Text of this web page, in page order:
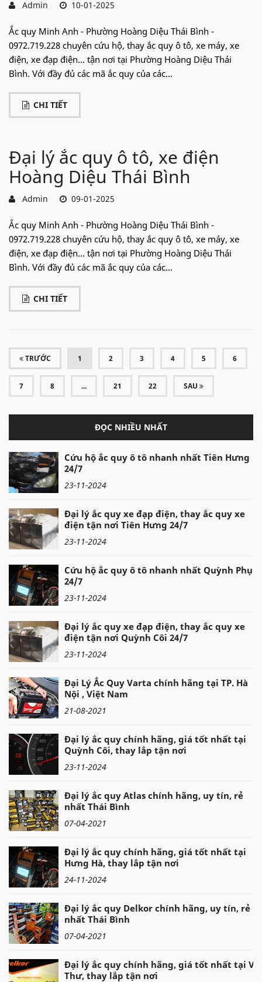
Admin 10-01-2025
Ắc quy Minh Anh - Phường Hoàng Diệu Thái Bình -
0972.719.228 chuyên cứu hộ, thay ắc quy ô tô, xe máy, xe
điện, xe đạp điện... tận nơi tại Phường Hoàng Diệu Thái
Bình. Với đầy đủ các mã ắc quy của các...
CHI TIẾT
Đại lý ắc quy ô tô, xe điện
Hoàng Diệu Thái Bình
Admin 09-01-2025
Ắc quy Minh Anh - Phường Hoàng Diệu Thái Bình -
0972.719.228 chuyên cứu hộ, thay ắc quy ô tô, xe máy, xe
điện, xe đạp điện... tận nơi tại Phường Hoàng Diệu Thái
Bình. Với đầy đủ các mã ắc quy của các...
CHI TIẾT
TRƯỚC 1 (CURRENT)
2 3 4 5 6
7 8 ... 21 22 SAU
ĐỌC NHIỀU NHẤT
Cứu hộ ắc quy ô tô nhanh nhất Tiên Hưng
24/7
23-11-2024
Đại lý ắc quy xe đạp điện, thay ắc quy xe
điện tận nơi Tiên Hưng 24/7
23-11-2024
Cứu hộ ắc quy ô tô nhanh nhất Quỳnh Phụ
24/7
23-11-2024
Đại lý ắc quy xe đạp điện, thay ắc quy xe
điện tận nơi Quỳnh Côi 24/7
23-11-2024
Đại Lý Ắc Quy Varta chính hãng tại TP. Hà
Nội , Việt Nam
21-08-2021
Đại lý ắc quy chính hãng, giá tốt nhất tại
Quỳnh Côi, thay lắp tận nơi
23-11-2024
Đại lý ắc quy Atlas chính hãng, uy tín, rẻ
nhất Thái Bình
07-04-2021
Đại lý ắc quy chính hãng, giá tốt nhất tại
Hưng Hà, thay lắp tận nơi
24-11-2024
Đại lý ắc quy Delkor chính hãng, uy tín, rẻ
nhất Thái Bình
07-04-2021
Đại lý ắc quy chính hãng, giá tốt nhất tại Vũ
Thư, thay lắp tận nơi